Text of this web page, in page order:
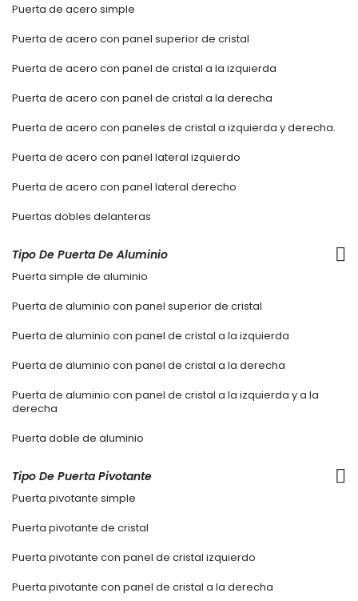
Puerta de acero simple
Puerta de acero con panel superior de cristal
Puerta de acero con panel de cristal a la izquierda
Puerta de acero con panel de cristal a la derecha
Puerta de acero con paneles de cristal a izquierda y derecha.
Puerta de acero con panel lateral izquierdo
Puerta de acero con panel lateral derecho
Puertas dobles delanteras
Tipo De Puerta De Aluminio
Puerta simple de aluminio
Puerta de aluminio con panel superior de cristal
Puerta de aluminio con panel de cristal a la izquierda
Puerta de aluminio con panel de cristal a la derecha
Puerta de aluminio con panel de cristal a la izquierda y a la
derecha
Puerta doble de aluminio
Tipo De Puerta Pivotante
Puerta pivotante simple
Puerta pivotante de cristal
Puerta pivotante con panel de cristal izquierdo
Puerta pivotante con panel de cristal a la derecha